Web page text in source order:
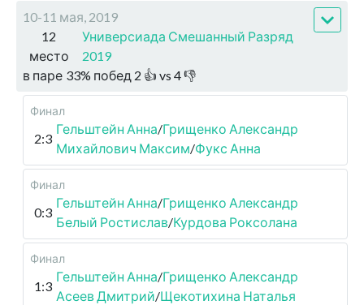
10-11 мая, 2019
12
место
Универсиада Смешанный Разряд
2019
в паре 33% побед 2 👍 vs 4👎
Финал
2:3
Гельштейн Анна/Грищенко Александр
Михайлович Максим/Фукс Анна
Финал
0:3
Гельштейн Анна/Грищенко Александр
Белый Ростислав/Курдова Роксолана
Финал
1:3
Гельштейн Анна/Грищенко Александр
Асеев Дмитрий/Щекотихина Наталья